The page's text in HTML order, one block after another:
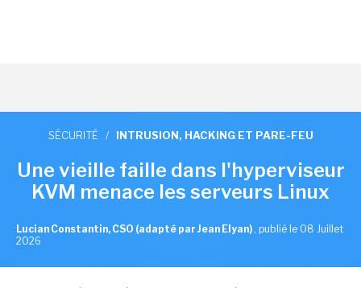
SÉCURITÉ / INTRUSION, HACKING ET PARE-FEU
Une vieille faille dans l'hyperviseur
KVM menace les serveurs Linux
Lucian Constantin, CSO (adapté par Jean Elyan) , publié le 08 Juillet
2026